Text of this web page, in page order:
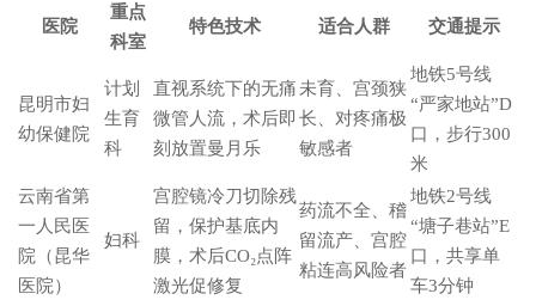
医院
重点
科室
特色技术 适合人群 交通提示
昆明市妇
幼保健院
计划
生育
科
直视系统下的无痛
微管人流，术后即
刻放置曼月乐
未育、宫颈狭
长、对疼痛极
敏感者
地铁5号线
“严家地站”D
口，步行300
米
云南省第
一人民医
院（昆华
医院）
妇科
宫腔镜冷刀切除残
留，保护基底内
膜，术后CO₂点阵
激光促修复
药流不全、稽
留流产、宫腔
粘连高风险者
地铁2号线
“塘子巷站”E
口，共享单
车3分钟